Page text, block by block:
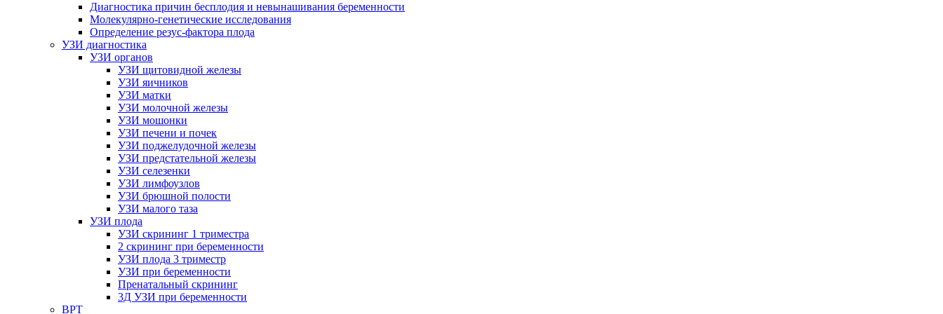
Диагностика причин бесплодия и невынашивания беременности
Молекулярно-генетические исследования
Определение резус-фактора плода
УЗИ диагностика
УЗИ органов
УЗИ щитовидной железы
УЗИ яичников
УЗИ матки
УЗИ молочной железы
УЗИ мошонки
УЗИ печени и почек
УЗИ поджелудочной железы
УЗИ предстательной железы
УЗИ селезенки
УЗИ лимфоузлов
УЗИ брюшной полости
УЗИ малого таза
УЗИ плода
УЗИ скрининг 1 триместра
2 скрининг при беременности
УЗИ плода 3 триместр
УЗИ при беременности
Пренатальный скрининг
3Д УЗИ при беременности
ВРТ